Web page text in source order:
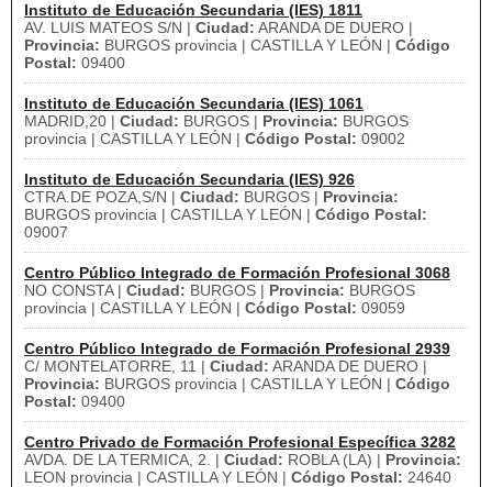
Instituto de Educación Secundaria (IES) 1811
AV. LUIS MATEOS S/N | Ciudad: ARANDA DE DUERO |
Provincia: BURGOS provincia | CASTILLA Y LEÓN | Código
Postal: 09400
Instituto de Educación Secundaria (IES) 1061
MADRID,20 | Ciudad: BURGOS | Provincia: BURGOS
provincia | CASTILLA Y LEÓN | Código Postal: 09002
Instituto de Educación Secundaria (IES) 926
CTRA.DE POZA,S/N | Ciudad: BURGOS | Provincia:
BURGOS provincia | CASTILLA Y LEÓN | Código Postal:
09007
Centro Público Integrado de Formación Profesional 3068
NO CONSTA | Ciudad: BURGOS | Provincia: BURGOS
provincia | CASTILLA Y LEÓN | Código Postal: 09059
Centro Público Integrado de Formación Profesional 2939
C/ MONTELATORRE, 11 | Ciudad: ARANDA DE DUERO |
Provincia: BURGOS provincia | CASTILLA Y LEÓN | Código
Postal: 09400
Centro Privado de Formación Profesional Específica 3282
AVDA. DE LA TERMICA, 2. | Ciudad: ROBLA (LA) | Provincia:
LEON provincia | CASTILLA Y LEÓN | Código Postal: 24640